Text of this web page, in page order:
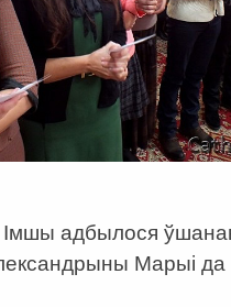
Імшы адбылося
Марыі да